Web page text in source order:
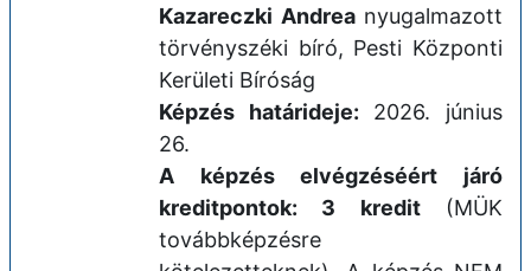
Kazareczki Andrea nyugalmazott
törvényszéki bíró, Pesti Központi
Kerületi Bíróság
Képzés határideje: 2026. június
26.
A képzés elvégzéséért járó
kreditpontok: 3 kredit(MÜK
továbbképzésre